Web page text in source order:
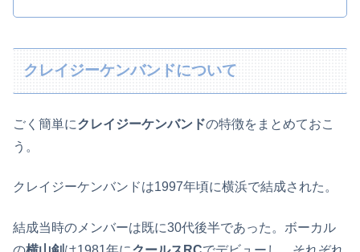
クレイジーケンバンドについて
ごく簡単にクレイジーケンバンドの特徴をまとめておこ
う。
クレイジーケンバンドは1997年頃に横浜で結成された。
結成当時のメンバーは既に30代後半であった。ボーカル